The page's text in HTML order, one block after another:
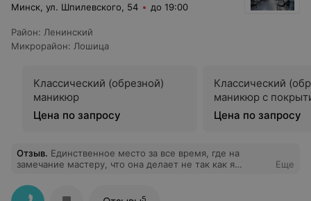
Минск, ул. Шпилевского, 54 до 19:00
Район: Ленинский
Микрорайон: Лошица
Классический (обрезной)
маникюр
Цена по запросу
Классический
маникюр с
Цена по запросу
Отзыв. Единственное место за все время, где на
замечание мастеру, что она делает не так как я
стол предметом, что был в руках, обматерила меня ,
оскорбила перед коллективом всем, кричала, чтобы я
Еще
5